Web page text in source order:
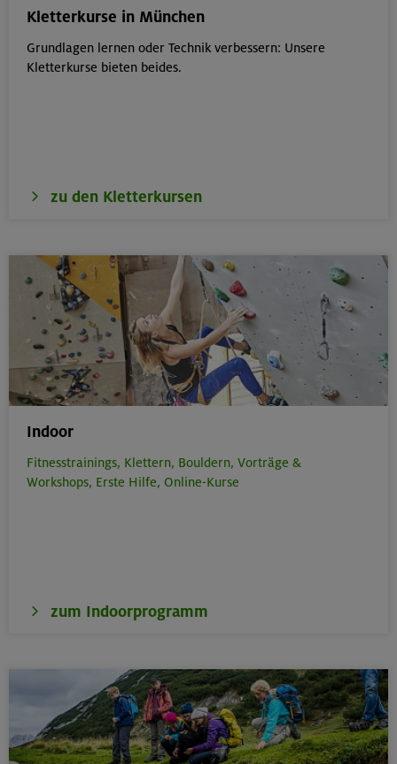
Kletterkurse in München
Grundlagen lernen oder Technik verbessern: Unsere
Kletterkurse bieten beides.
zu den Kletterkursen
Indoor
Fitnesstrainings, Klettern, Bouldern, Vorträge &
Workshops, Erste Hilfe, Online-Kurse
zum Indoorprogramm